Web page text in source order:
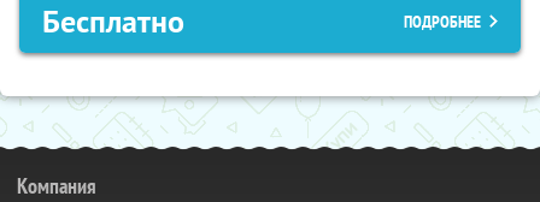
Бесплатно ПОДРОБНЕЕ
Компания